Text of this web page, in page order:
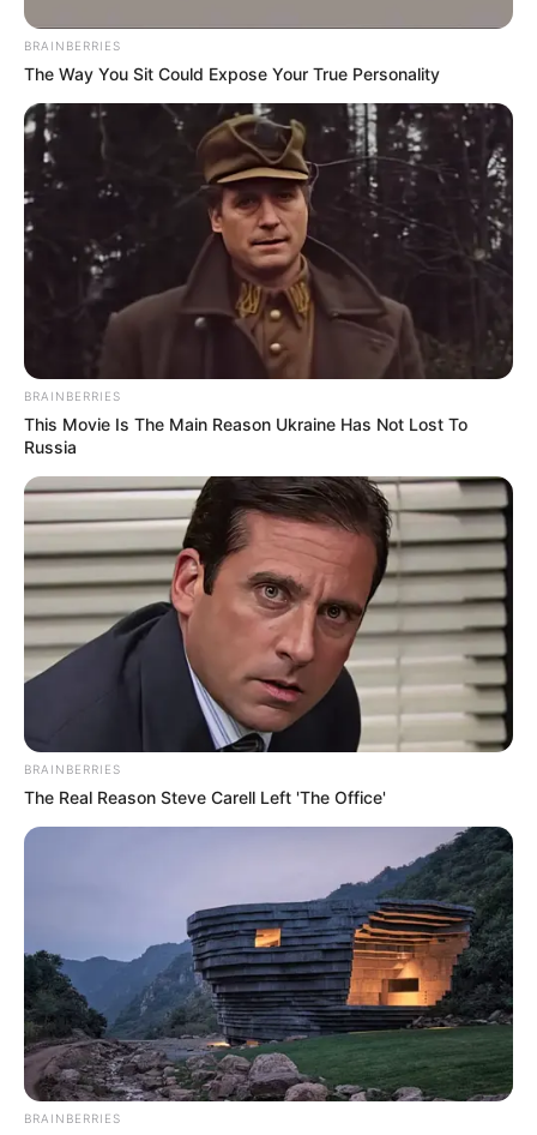
BRAINBERRIES
The Way You Sit Could Expose Your True Personality
BRAINBERRIES
This Movie Is The Main Reason Ukraine Has Not Lost To
Russia
BRAINBERRIES
The Real Reason Steve Carell Left 'The Office'
BRAINBERRIES